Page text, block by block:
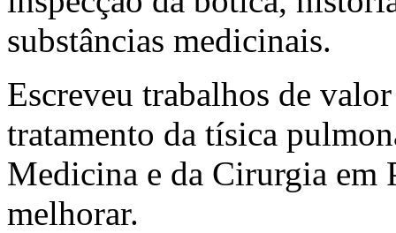
substâncias medicinais.
Escreveu trabalhos de
tratamento da tísica
Medicina e da Cirurgia em
melhorar.